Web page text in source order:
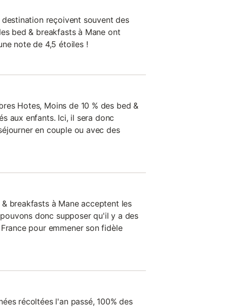
reçoivent souvent des
bed & breakfasts à Mane ont
note de 4,5 étoiles !
Hotes, Moins de 10 % des bed &
aux enfants. Ici, il sera donc
en couple ou avec des
breakfasts à Mane acceptent les
donc supposer qu'il y a des
pour emmener son fidèle
récoltées l'an passé, 100% des